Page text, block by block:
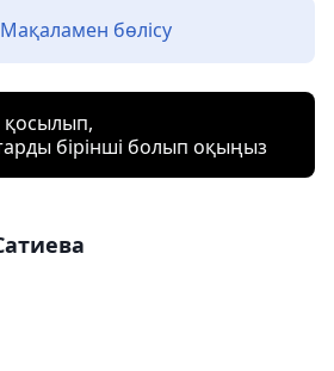
Мақаламен бөлісу
қосылып,
бірінші болып оқыңыз